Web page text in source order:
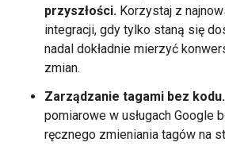
przyszłości. Korzystaj z
integracji, gdy tylko staną się
nadal dokładnie mierzyć
zmian.
Zarządzanie tagami bez kodu.
pomiarowe w usługach Google
ręcznego zmieniania tagów na